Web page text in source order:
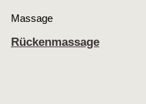
Massage
Rückenmassage